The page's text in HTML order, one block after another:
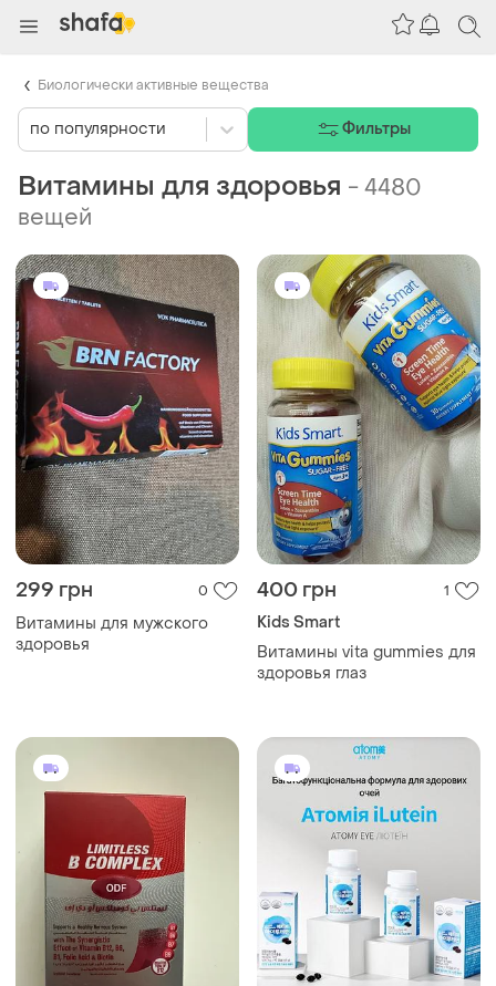
Витамины для здоровья -4480
вещей
299 грн 0
Витамины для мужского
здоровья
400 грн 1
Kids Smart
Витамины vita gummies для
здоровья глаз
по популярности Фильтры
Биологически активные вещества